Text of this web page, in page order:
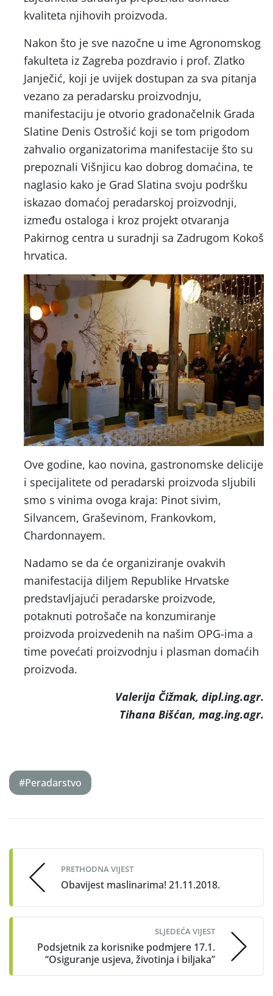
kvaliteta njihovih proizvoda.
Nakon što je sve nazočne u ime Agronomskog
fakulteta iz Zagreba pozdravio i prof. Zlatko
Janječić, koji je uvijek dostupan za sva pitanja
vezano za peradarsku proizvodnju,
manifestaciju je otvorio gradonačelnik Grada
Slatine Denis Ostrošić koji se tom prigodom
zahvalio organizatorima manifestacije što su
prepoznali Višnjicu kao dobrog domaćina, te
naglasio kako je Grad Slatina svoju podršku
iskazao domaćoj peradarskoj proizvodnji,
između ostaloga i kroz projekt otvaranja
Pakirnog centra u suradnji sa Zadrugom Kokoš
hrvatica.
Ove godine, kao novina, gastronomske delicije
i specijalitete od peradarski proizvoda sljubili
smo s vinima ovoga kraja: Pinot sivim,
Silvancem, Graševinom, Frankovkom,
Chardonnayem.
Nadamo se da će organiziranje ovakvih
manifestacija diljem Republike Hrvatske
predstavljajući peradarske proizvode,
potaknuti potrošače na konzumiranje
proizvoda proizvedenih na našim OPG-ima a
time povećati proizvodnju i plasman domaćih
proizvoda.
Valerija Čižmak, dipl.ing.agr.
Tihana Bišćan, mag.ing.agr.
#Peradarstvo
navigation
PRETHODNA VIJEST
Obavijest maslinarima! 21.11.2018.
SLJEDEĆA VIJEST
Podsjetnik za korisnike podmjere 17.1.
“Osiguranje usjeva, životinja i biljaka”